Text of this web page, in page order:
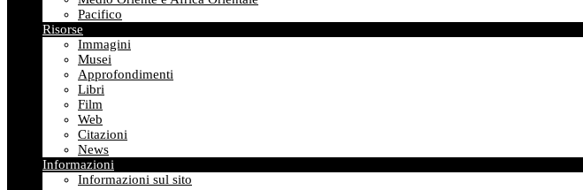
Pacifico
Risorse
Immagini
Musei
Approfondimenti
Libri
Film
Web
Citazioni
News
Informazioni
Informazioni sul sito